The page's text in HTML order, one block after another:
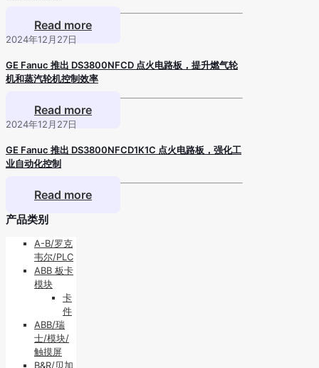
Read more
2024年12月27日
GE Fanuc 推出 DS3800NFCD 点火电路板，提升燃气轮
机和蒸汽轮机控制效率
Read more
2024年12月27日
GE Fanuc 推出 DS3800NFCD1K1C 点火电路板，强化工
业自动化控制
Read more
产品类别
A-B/罗克
韦尔/PLC
ABB 板卡
模块
卡
件
ABB/瑞
士/模块/
触摸屏
B&R/贝加